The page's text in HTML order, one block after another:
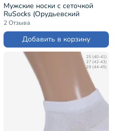
Мужские носки с сеточкой
RuSocks (Орудьевский
трикотаж) БЕЛО-СИНИЕ
(М-2211)
2 Отзыва
Добавить в корзину
25 (40-41)
27 (42-43)
29 (44-45)